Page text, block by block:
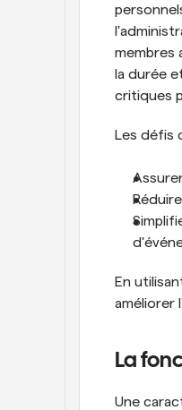
membres
la durée
critiques
Les défis
En
améliorer
La
Une